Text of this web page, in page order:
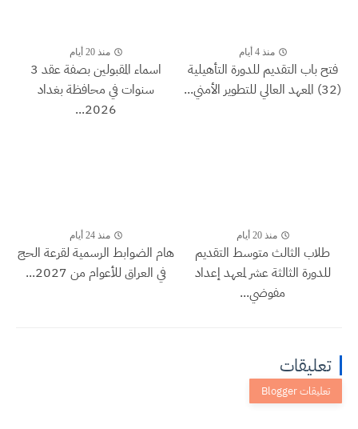
منذ 4 أيام
فتح باب التقديم للدورة التأهيلية
(32) المعهد العالي للتطوير الأمني...
منذ 20 أيام
اسماء المقبولين بصفة عقد 3
سنوات في محافظة بغداد
2026...
منذ 20 أيام
طلاب الثالث متوسط التقديم
للدورة الثالثة عشر لمعهد إعداد
مفوضي...
منذ 24 أيام
هام الضوابط الرسمية لقرعة الحج
في العراق للأعوام من 2027...
تعليقات